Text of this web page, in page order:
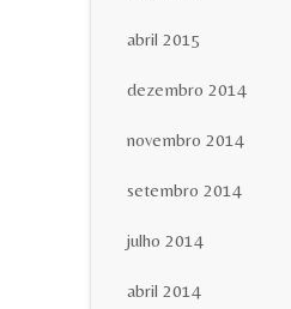
abril 2015
dezembro 2014
novembro 2014
setembro 2014
julho 2014
abril 2014